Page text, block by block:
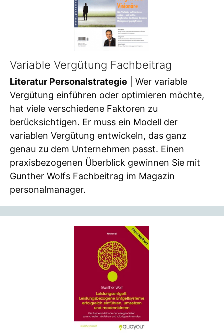
Variable Vergütung Fachbeitrag
Literatur Personalstrategie | Wer variable
Vergütung einführen oder optimieren möchte,
hat viele verschiedene Faktoren zu
berücksichtigen. Er muss ein Modell der
variablen Vergütung entwickeln, das ganz
genau zu dem Unternehmen passt. Einen
praxisbezogenen Überblick gewinnen Sie mit
Gunther Wolfs Fachbeitrag im Magazin
personalmanager.